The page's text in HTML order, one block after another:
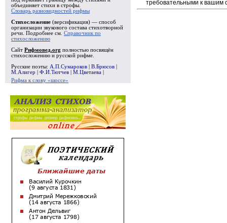
объединяет стихи в строфы
Словарь разновидностей рифмы
Стихосложение (версификация) — способ
организации звукового состава стихотворной
речи. Подробнее см. Справочник по
стихосложению
Сайт Рифмовед.org полностью посвящён
стихосложению и русской рифме.
Русские поэты: А.П.Сумароков В.Брюсов
М.Алигер
Ф.И.Тютчев М.Цветаева
Рифма к слову «шоссе»
требовательными к вашим